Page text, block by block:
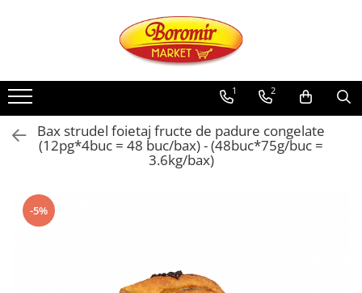
Noutati
Produse de post
Cozonac
Cozonac Exotic
Cozonac Creme
Cozonac Pricomigdala
1 2
Bax strudel foietaj fructe de padure congelate
(12pg*4buc = 48 buc/bax) - (48buc*75g/buc =
3.6kg/bax)
-5%